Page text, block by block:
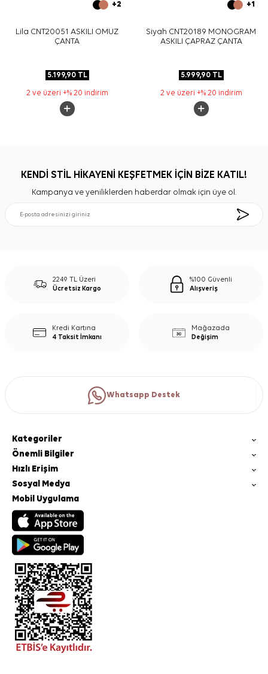
+2
Lila CNT20051 ASKILI OMUZ
ÇANTA
5.199,90TL
2 ve üzeri +% 20 indirim
+1
Siyah CNT20189 MONOGRAM
ASKILI ÇAPRAZ ÇANTA
5.999,90TL
2 ve üzeri +% 20 indirim
KENDİ STİL HİKAYENİ KEŞFETMEK İÇİN BİZE KATIL!
Kampanya ve yeniliklerden haberdar olmak için üye ol.
2249 TL Üzeri
Ücretsiz Kargo
%100 Güvenli
Alışveriş
Kredi Kartına
4 Taksit İmkanı
Mağazada
Değişim
Whatsapp Destek
Kategoriler
Önemli Bilgiler
Hızlı Erişim
Sosyal Medya
Mobil Uygulama